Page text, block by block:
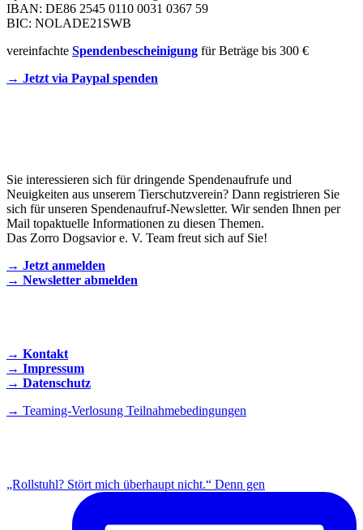
IBAN: DE86 2545 0110 0031 0367 59
BIC: NOLADE21SWB
vereinfachte Spendenbescheinigung für Beträge bis 300 €
→ Jetzt via Paypal spenden
Sie interessieren sich für dringende Spendenaufrufe und
Neuigkeiten aus unserem Tierschutzverein? Dann registrieren Sie
sich für unseren Spendenaufruf-Newsletter. Wir senden Ihnen per
Mail topaktuelle Informationen zu diesen Themen.
Das Zorro Dogsavior e. V. Team freut sich auf Sie!
→ Jetzt anmelden
→ Newsletter abmelden
→ Kontakt
→ Impressum
→ Datenschutz
→ Teaming-Verlosung Teilnahmebedingungen
„Rollstuhl? Stört mich überhaupt nicht.“ Denn gen